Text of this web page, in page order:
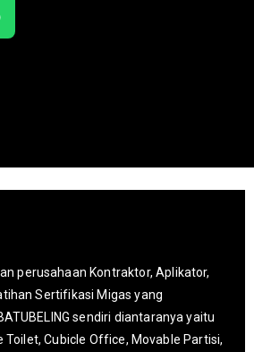
perusahaan Kontraktor, Aplikator,
Sertifikasi Migas yang
sendiri diantaranya yaitu
Toilet, Cubicle Office, Movable Partisi,